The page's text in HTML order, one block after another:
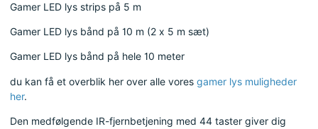
Gamer LED lys strips på 5 m
Gamer LED lys bånd på 10 m (2 x 5 m sæt)
Gamer LED lys bånd på hele 10 meter
du kan få et overblik her over alle vores gamer lys muligheder
her.
Den medfølgende IR-fjernbetjening med 44 taster giver dig